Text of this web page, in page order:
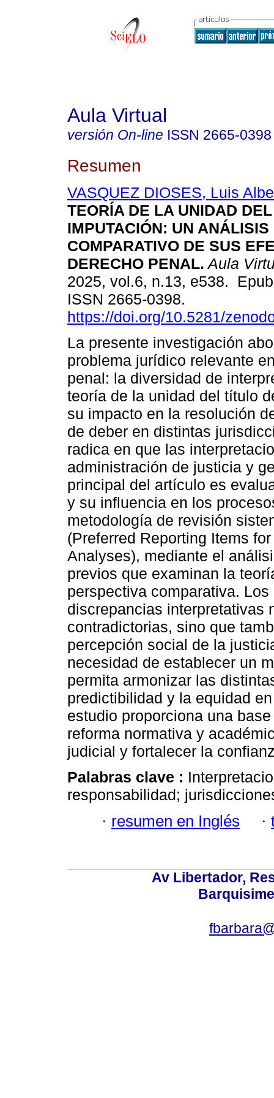
Aula Virtual
versión On-line ISSN 2665-0398
Resumen
VASQUEZ DIOSES, Luis
TEORÍA DE LA UNIDAD
IMPUTACIÓN: UN ANÁLISIS
COMPARATIVO DE SUS
DERECHO PENAL. Aula
2025, vol.6, n.13, e538.
ISSN 2665-0398.
https://doi.org/10.5281/
La presente investigación
problema jurídico relevante
penal: la diversidad de
teoría de la unidad del título
su impacto en la resolución
de deber en distintas
radica en que las
administración de justicia y
principal del artículo es
y su influencia en los
metodología de revisión
(Preferred Reporting Items
Analyses), mediante el
previos que examinan la
perspectiva comparativa.
discrepancias interpretativas
contradictorias, sino que
percepción social de la
necesidad de establecer un
permita armonizar las
predictibilidad y la equidad
estudio proporciona una
reforma normativa y
judicial y fortalecer la
Palabras clave :
responsabilidad;
· resumen en Inglés ·
Av Libertador,